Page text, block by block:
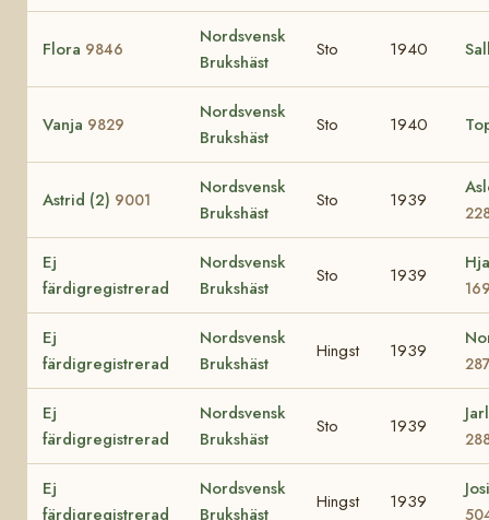
Flora 9846
Nordsvensk
Brukshäst
Sto 1940
Vanja 9829
Nordsvensk
Brukshäst
Sto 1940
Astrid (2) 9001
Nordsvensk
Brukshäst
Sto 1939
Ej
färdigregistrerad
Nordsvensk
Brukshäst
Sto 1939
Ej
färdigregistrerad
Nordsvensk
Brukshäst
Hingst 1939
Ej
färdigregistrerad
Nordsvensk
Brukshäst
Sto 1939
Ej
färdigregistrerad
Nordsvensk
Brukshäst
Hingst 1939